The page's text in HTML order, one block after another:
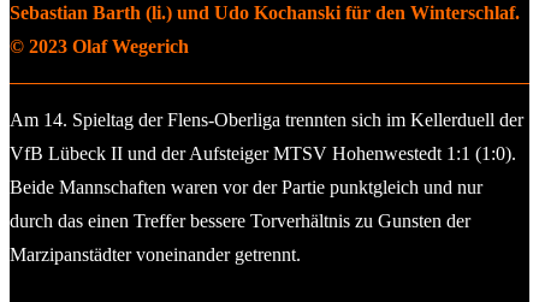
Sebastian Barth (li.) und Udo Kochanski für den Winterschlaf.
© 2023 Olaf Wegerich
Am 14. Spieltag der Flens-Oberliga trennten sich im Kellerduell der
VfB Lübeck II und der Aufsteiger MTSV Hohenwestedt 1:1 (1:0).
Beide Mannschaften waren vor der Partie punktgleich und nur
durch das einen Treffer bessere Torverhältnis zu Gunsten der
Marzipanstädter voneinander getrennt.